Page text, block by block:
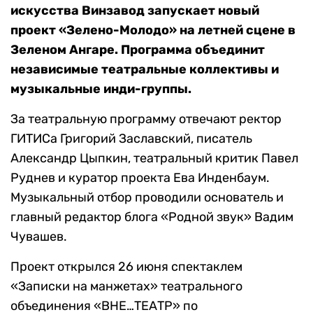
искусства Винзавод запускает новый
проект «Зелено-Молодо» на летней сцене в
Зеленом Ангаре. Программа объединит
независимые театральные коллективы и
музыкальные инди-группы.
За театральную программу отвечают ректор
ГИТИСа Григорий Заславский, писатель
Александр Цыпкин, театральный критик Павел
Руднев и куратор проекта Ева Инденбаум.
Музыкальный отбор проводили основатель и
главный редактор блога «Родной звук» Вадим
Чувашев.
Проект открылся 26 июня спектаклем
«Записки на манжетах» театрального
объединения «ВНЕ…ТЕАТР» по